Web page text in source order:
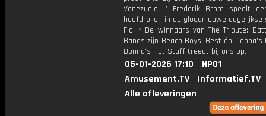
Venezuela. * Frederik Brom speelt
hoofdrollen in de gloednieuwe dagelijkse
Flo. * De winnaars van The Tribute:
Bands zijn Beach Boys' Best én
Donna's Hot Stuff treedt bij ons op.
05-01-2026 17:10
NPO1
Amusement.TV
Informatief.TV
Alle afleveringen